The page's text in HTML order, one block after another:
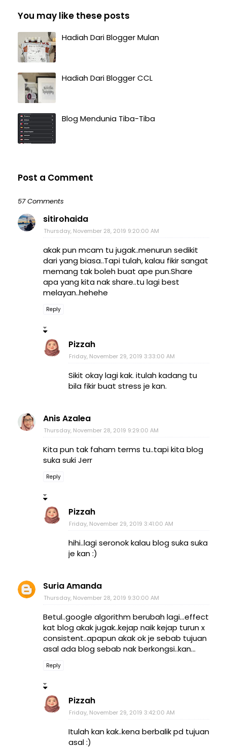
You may like these posts
Hadiah Dari Blogger Mulan
Hadiah Dari Blogger CCL
Blog Mendunia Tiba-Tiba
Post a Comment
57 Comments
sitirohaida
Thursday, November 28, 2019 9:20:00 AM
akak pun mcam tu jugak..menurun sedikit
dari yang biasa..Tapi tulah, kalau fikir sangat
memang tak boleh buat ape pun.Share
apa yang kita nak share..tu lagi best
melayan..hehehe
Reply
Pizzah
Friday, November 29, 2019 3:33:00 AM
Sikit okay lagi kak. itulah kadang tu
bila fikir buat stress je kan.
Anis Azalea
Thursday, November 28, 2019 9:29:00 AM
Kita pun tak faham terms tu..tapi kita blog
suka suki Jerr
Reply
Pizzah
Friday, November 29, 2019 3:41:00 AM
hihi..lagi seronok kalau blog suka suka
je kan :)
Suria Amanda
Thursday, November 28, 2019 9:30:00 AM
Betul..google algorithm berubah lagi...effect
kat blog akak jugak..kejap naik kejap turun x
consistent..apapun akak ok je sebab tujuan
asal ada blog sebab nak berkongsi..kan...
Reply
Pizzah
Friday, November 29, 2019 3:42:00 AM
Itulah kan kak..kena berbalik pd tujuan
asal :)